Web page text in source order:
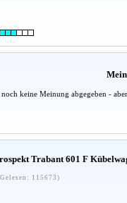
keine Meinung abgegeben -
Trabant 601 F
115673)